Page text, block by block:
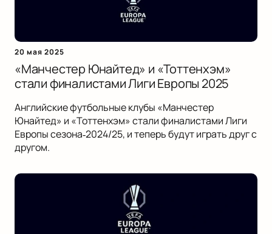
20 мая 2025
«Манчестер Юнайтед» и «Тоттенхэм»
стали финалистами Лиги Европы 2025
Английские футбольные клубы «Манчестер
Юнайтед» и «Тоттенхэм» стали финалистами Лиги
Европы сезона‑2024/25, и теперь будут играть друг с
другом.